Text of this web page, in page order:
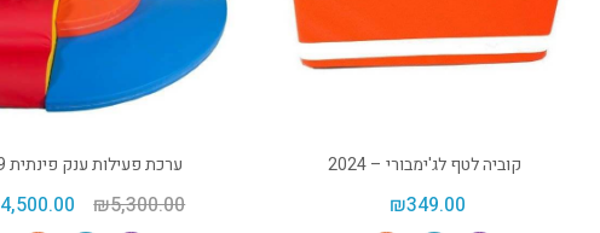
קוביה לטף לג'ימבורי – 2024
₪349.00
ערכת פעילות ענק פינתית 2079
₪5,300.00
4,500.00